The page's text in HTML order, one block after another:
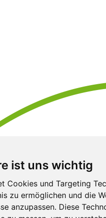
ist uns wichtig
Cookies und Targeting
zu ermöglichen und die
anzupassen. Diese